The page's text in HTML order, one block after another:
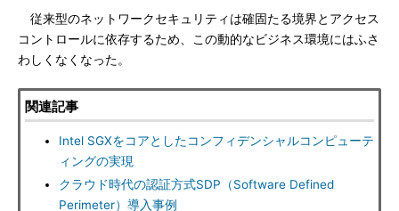
従来型のネットワークセキュリティは確固たる境界とアクセス
コントロールに依存するため、この動的なビジネス環境にはふさ
わしくなくなった。
関連記事
Intel SGXをコアとしたコンフィデンシャルコンピューテ
ィングの実現
クラウド時代の認証方式SDP（Software Defined
Perimeter）導入事例